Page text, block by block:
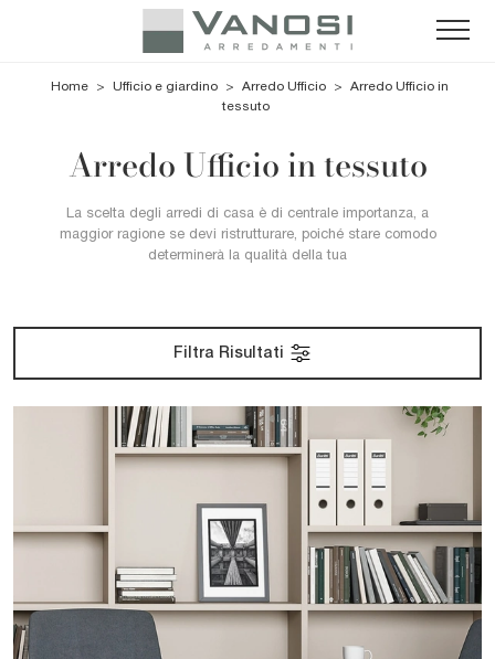
Home > Ufficio e giardino > Arredo Ufficio > Arredo Ufficio in
tessuto
Arredo Ufficio in tessuto
La scelta degli arredi di casa è di centrale importanza, a
maggior ragione se devi ristrutturare, poiché stare comodo
determinerà la qualità della tua
Filtra Risultati